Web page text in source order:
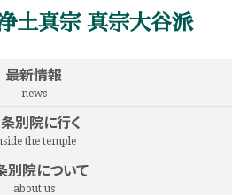
最新情報
news
別院に行く
the temple
別院について
about us